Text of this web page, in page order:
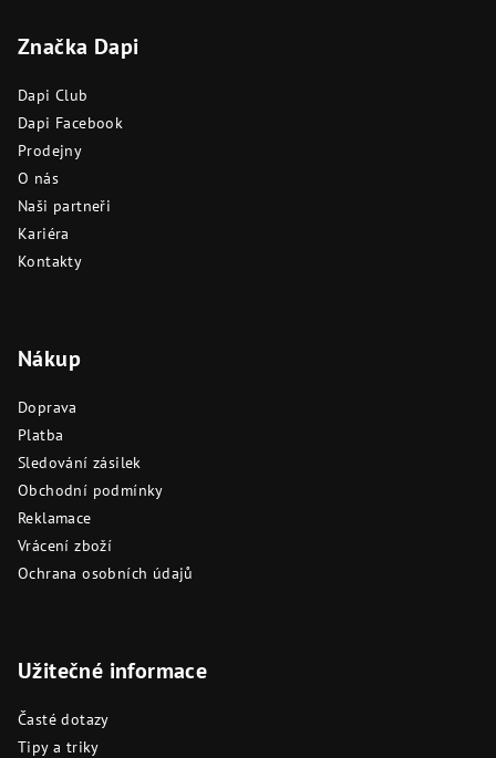
Značka Dapi
Dapi Club
Dapi Facebook
Prodejny
O nás
Naši partneři
Kariéra
Kontakty
Nákup
Doprava
Platba
Sledování zásilek
Obchodní podmínky
Reklamace
Vrácení zboží
Ochrana osobních údajů
Užitečné informace
Časté dotazy
Tipy a triky